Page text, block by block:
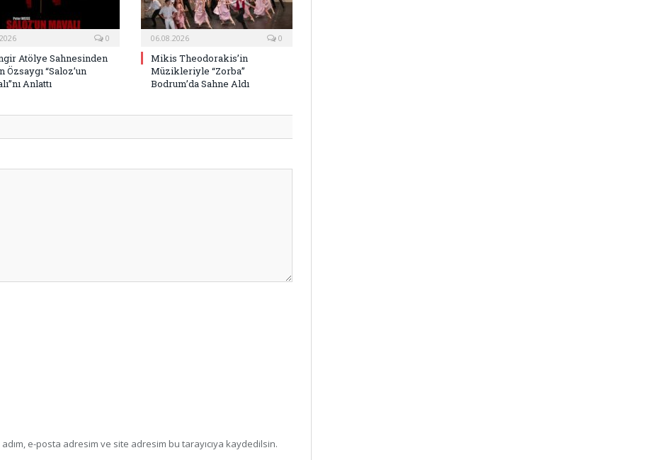
0
Atölye Sahnesinden
Özsaygı “Saloz’un
Anlattı
06.08.2026 0
Mikis Theodorakis’in
Müzikleriyle “Zorba”
Bodrum’da Sahne Aldı
e-posta adresim ve site adresim bu tarayıcıya kaydedilsin.